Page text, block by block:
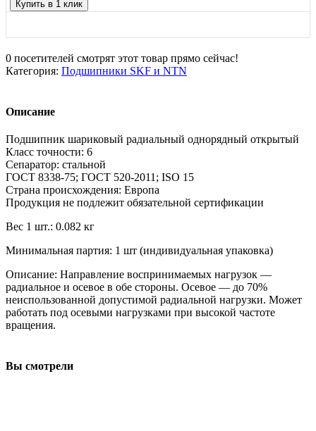
Купить в 1 клик
0 посетителей смотрят этот товар прямо сейчас!
Категория: Подшипники SKF и NTN
Описание
Подшипник шариковый радиальный однорядный открытый
Класс точности: 6
Сепаратор: стальной
ГОСТ 8338-75; ГОСТ 520-2011; ISO 15
Страна происхождения: Европа
Продукция не подлежит обязательной сертификации
Вес 1 шт.: 0.082 кг
Минимальная партия: 1 шт (индивидуальная упаковка)
Описание: Направление воспринимаемых нагрузок —
радиальное и осевое в обе стороны. Осевое — до 70%
неиспользованной допустимой радиальной нагрузки. Может
работать под осевыми нагрузками при высокой частоте
вращения.
Вы смотрели